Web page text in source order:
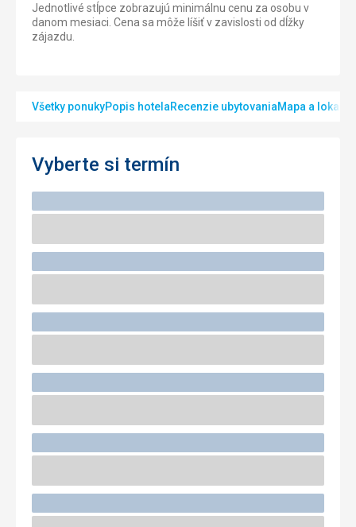
Jednotlivé stĺpce zobrazujú minimálnu cenu za osobu v
danom mesiaci. Cena sa môže líšiť v zavislosti od dĺžky
zájazdu.
Všetky ponukyPopis hotelaRecenzie ubytovaniaMapa a lokalita
Vyberte si termín